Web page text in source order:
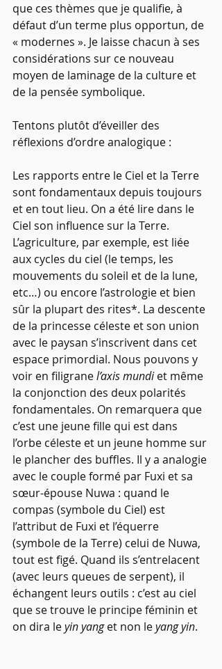
que ces thèmes que je qualifie, à
défaut d’un terme plus opportun, de
« modernes ». Je laisse chacun à ses
considérations sur ce nouveau
moyen de laminage de la culture et
de la pensée symbolique.
Tentons plutôt d’éveiller des
réflexions d’ordre analogique :
Les rapports entre le Ciel et la Terre
sont fondamentaux depuis toujours
et en tout lieu. On a été lire dans le
Ciel son influence sur la Terre.
L’agriculture, par exemple, est liée
aux cycles du ciel (le temps, les
mouvements du soleil et de la lune,
etc…) ou encore l’astrologie et bien
sûr la plupart des rites*. La descente
de la princesse céleste et son union
avec le paysan s’inscrivent dans cet
espace primordial. Nous pouvons y
voir en filigrane l’axis mundi et même
la conjonction des deux polarités
fondamentales. On remarquera que
c’est une jeune fille qui est dans
l’orbe céleste et un jeune homme sur
le plancher des buffles. Il y a analogie
avec le couple formé par Fuxi et sa
sœur-épouse Nuwa : quand le
compas (symbole du Ciel) est
l’attribut de Fuxi et l’équerre
(symbole de la Terre) celui de Nuwa,
tout est figé. Quand ils s’entrelacent
(avec leurs queues de serpent), il
échangent leurs outils : c’est au ciel
que se trouve le principe féminin et
on dira le yin yang et non le yang yin.